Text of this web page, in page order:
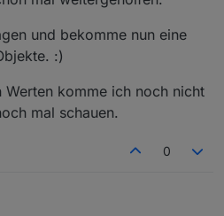
und bekomme nun eine
:)
komme ich noch nicht
mal schauen.
0